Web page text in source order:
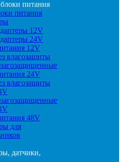
питания
12V
24V
12V
влагозащиты
24V
влагозащиты
48V
для